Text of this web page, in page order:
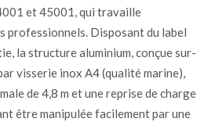
et 45001, qui travaille
professionnels. Disposant du label
la structure aluminium, conçue sur-
visserie inox A4 (qualité marine),
de 4,8 m et une reprise de charge
être manipulée facilement par une